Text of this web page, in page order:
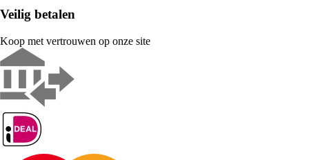
Veilig betalen
Koop met vertrouwen op onze site